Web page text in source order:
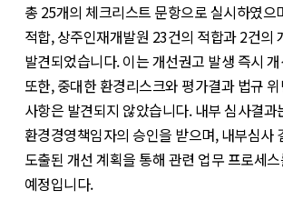
총 25개의 체크리스트 문항으로 실시하였으
적합, 상주인재개발원 23건의 적합과 2건의
발견되었습니다. 이는 개선권고 발생 즉시
또한, 중대한 환경리스크와 평가결과 법규
사항은 발견되지 않았습니다. 내부 심사결과
환경경영책임자의 승인을 받으며, 내부심사
도출된 개선 계획을 통해 관련 업무 프로세
예정입니다.